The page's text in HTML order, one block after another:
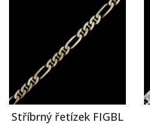
Stříbrný řetízek FIGBL